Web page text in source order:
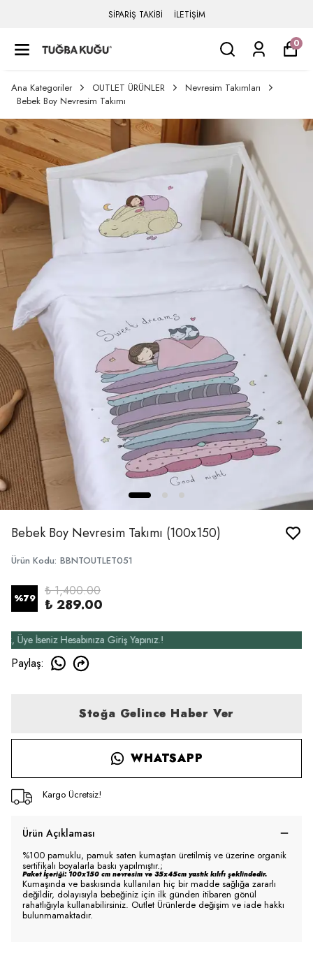
SİPARİŞ TAKİBİ İLETİŞİM
0
Ana Kategoriler OUTLET ÜRÜNLER
Nevresim Takımları
Bebek Boy Nevresim Takımı
Bebek Boy Nevresim Takımı (100x150)
Ürün Kodu: BBNTOUTLET051
%79 ₺ 1,400.00
₺ 289.00
İseniz Hesabınıza Giriş Yapınız.!
Paylaş:
Stoğa Gelince Haber Ver
WHATSAPP
Kargo Ücretsiz!
Ürün Açıklaması
%100 pamuklu, pamuk saten kumaştan üretilmiş ve üzerine organik
sertifikalı boyalarla baskı yapılmıştır.;
Paket İçeriği: 100x150 cm nevresim ve 35x45cm yastık kılıfı şeklindedir.
Kumaşında ve baskısında kullanılan hiç bir madde sağlığa zararlı
değildir, dolayısıyla bebeğiniz için ilk günden itibaren gönül
rahatlığıyla kullanabilirsiniz. Outlet Ürünlerde değişim ve iade hakkı
bulunmamaktadır.